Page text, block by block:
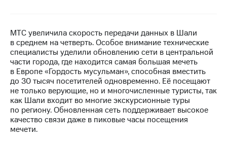
отчетность
Контакты
Новости
в
регионе
и акционерам
Корпоративное
МТС увеличила скорость передачи данных в Шали
в среднем на четверть. Особое внимание технические
специалисты уделили обновлению сети в центральной
части города, где находится самая большая мечеть
в Европе «Гордость мусульман», способная вместить
до 30 тысяч посетителей одновременно. Её посещают
не только верующие, но и многочисленные туристы, так
как Шали входит во многие экскурсионные туры
по региону. Обновленная сеть поддерживает высокое
качество связи даже в пиковые часы посещения
мечети.